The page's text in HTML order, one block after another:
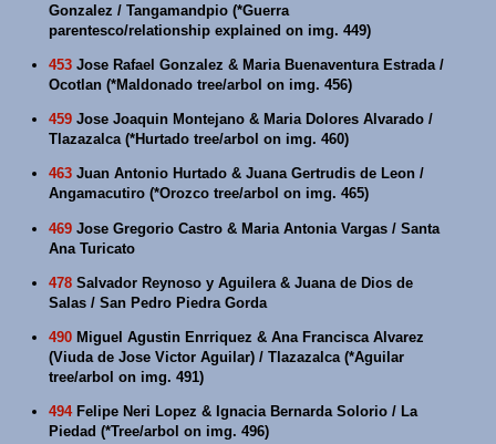
Gonzalez / Tangamandpio (*Guerra
parentesco/relationship explained on img. 449)
453 Jose Rafael Gonzalez & Maria Buenaventura Estrada /
Ocotlan (*Maldonado tree/arbol on img. 456)
459 Jose Joaquin Montejano & Maria Dolores Alvarado /
Tlazazalca (*Hurtado tree/arbol on img. 460)
463 Juan Antonio Hurtado & Juana Gertrudis de Leon /
Angamacutiro (*Orozco tree/arbol on img. 465)
469 Jose Gregorio Castro & Maria Antonia Vargas / Santa
Ana Turicato
478 Salvador Reynoso y Aguilera & Juana de Dios de
Salas / San Pedro Piedra Gorda
490 Miguel Agustin Enrriquez & Ana Francisca Alvarez
(Viuda de Jose Victor Aguilar) / Tlazazalca (*Aguilar
tree/arbol on img. 491)
494Felipe Neri Lopez & Ignacia Bernarda Solorio / La
Piedad (*Tree/arbol on img. 496)